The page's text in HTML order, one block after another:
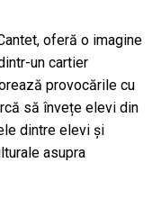
oferă o imagine
un cartier
provocările cu
să învețe elevi din
dintre elevi și
asupra